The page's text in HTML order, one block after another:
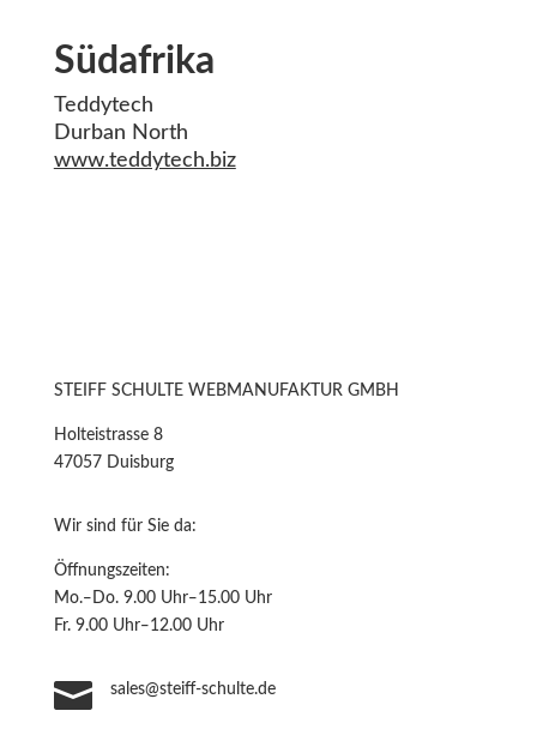
Südafrika
Teddytech
Durban North
www.teddytech.biz
STEIFF SCHULTE WEBMANUFAKTUR GMBH
Holteistrasse 8
47057 Duisburg
Wir sind für Sie da:
Öffnungszeiten:
Mo.‒Do. 9.00 Uhr‒15.00 Uhr
Fr. 9.00 Uhr‒12.00 Uhr
 sales@steiff-schulte.de